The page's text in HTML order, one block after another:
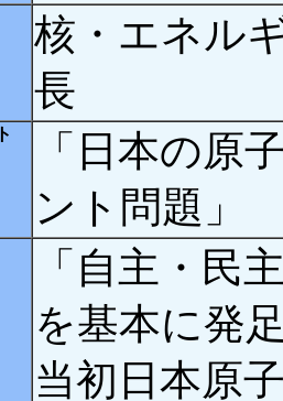
核・エネル
長
「日本の原
ント問題」
「自主・民
を基本に発
当初日本原